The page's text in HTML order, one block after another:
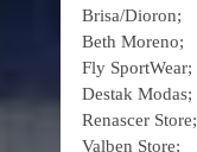
Brisa/Dioron;
Beth Moreno;
Fly SportWear;
Destak Modas;
Renascer Store;
Valben Store;